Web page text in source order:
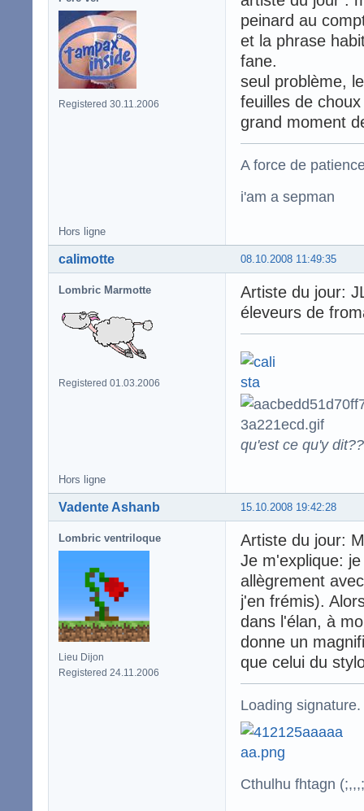
Registered 30.11.2006
peinard au
et la phrase
fane.
seul problème,
feuilles de
grand moment
A force de
i'am a sepman
Hors ligne
08.10.2008 11:49:35
calimotte
Lombric Marmotte
Registered 01.03.2006
Artiste du jour:
éleveurs de
qu'est ce qu'y
Hors ligne
15.10.2008 19:42:28
Vadente Ashanb
Lombric ventriloque
Lieu Dijon
Registered 24.11.2006
Artiste du jour:
Je m'explique:
allègrement
j'en frémis).
dans l'élan, à
donne un
que celui du
Loading signature.
Cthulhu fhtagn